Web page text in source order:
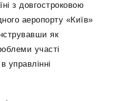
з довгостроковою
аеропорту «Київ»
як
участі
управлінні